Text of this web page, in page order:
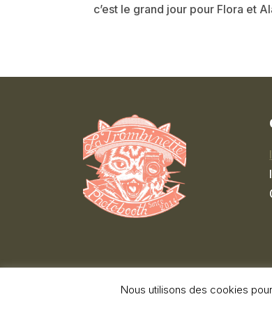
c’est le grand jour pour Flora et
La Trombinette 2026©– Caen
Nous utilisons des cookies